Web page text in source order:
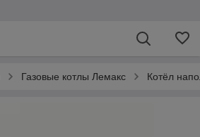
Газовые котлы Лемакс Котёл